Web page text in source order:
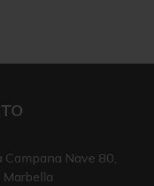
Campana Nave 80,